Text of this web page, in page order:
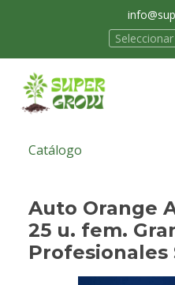
Catálogo
Auto Orange
25 u. fem.
Profesionales